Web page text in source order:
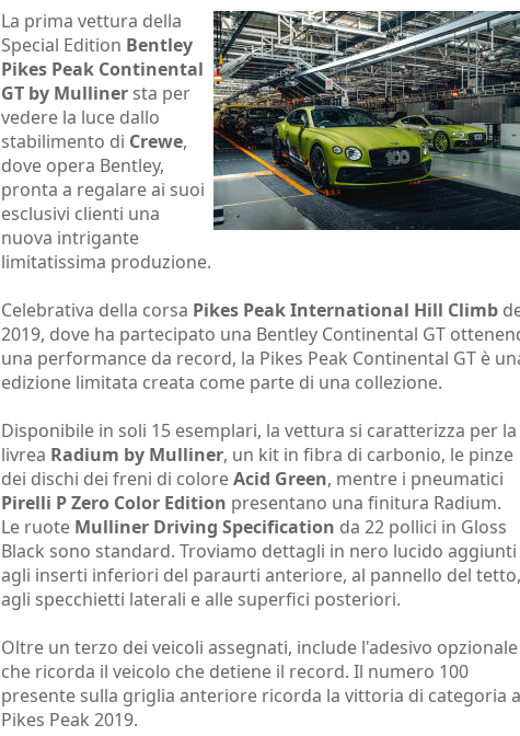
La prima vettura della
Special Edition Bentley
Pikes Peak Continental
GT by Mulliner sta per
vedere la luce dallo
stabilimento di Crewe,
dove opera Bentley,
pronta a regalare ai suoi
esclusivi clienti una
nuova intrigante
limitatissima produzione.
Celebrativa della corsa Pikes Peak International Hill Climb
2019, dove ha partecipato una Bentley Continental GT
una performance da record, la Pikes Peak Continental GT è
edizione limitata creata come parte di una collezione.
Disponibile in soli 15 esemplari, la vettura si caratterizza per la
livrea Radium by Mulliner, un kit in fibra di carbonio, le pinze
dei dischi dei freni di coloreAcid Green, mentre i pneumatici
Pirelli P Zero Color Edition presentano una finitura Radium.
Le ruote Mulliner Driving Specification da 22 pollici in Gloss
Black sono standard. Troviamo dettagli in nero lucido aggiunti
agli inserti inferiori del paraurti anteriore, al pannello del tetto,
agli specchietti laterali e alle superfici posteriori.
Oltre un terzo dei veicoli assegnati, include l'adesivo opzionale
che ricorda il veicolo che detiene il record. Il numero 100
presente sulla griglia anteriore ricorda la vittoria di categoria
Pikes Peak 2019.